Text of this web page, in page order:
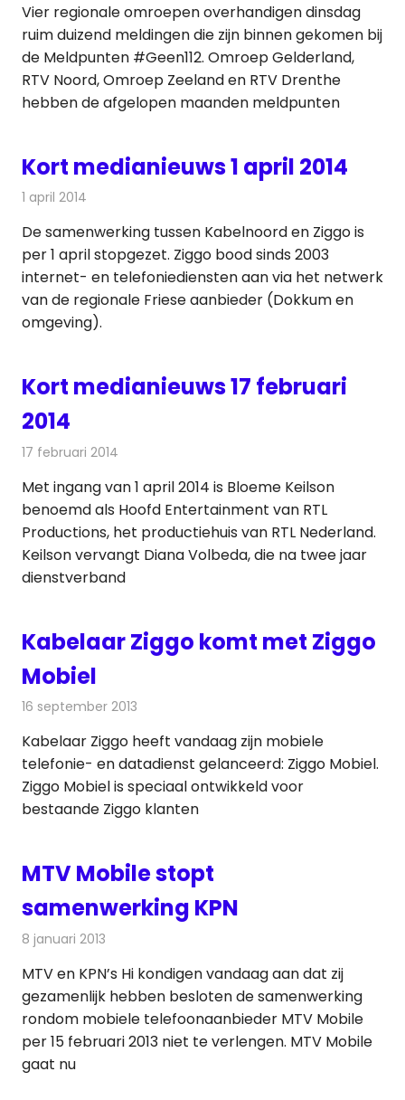
Vier regionale omroepen overhandigen dinsdag
ruim duizend meldingen die zijn binnen gekomen bij
de Meldpunten #Geen112. Omroep Gelderland,
RTV Noord, Omroep Zeeland en RTV Drenthe
hebben de afgelopen maanden meldpunten
Kort medianieuws 1 april 2014
1 april 2014
De samenwerking tussen Kabelnoord en Ziggo is
per 1 april stopgezet. Ziggo bood sinds 2003
internet- en telefoniediensten aan via het netwerk
van de regionale Friese aanbieder (Dokkum en
omgeving).
Kort medianieuws 17 februari
2014
17 februari 2014
Met ingang van 1 april 2014 is Bloeme Keilson
benoemd als Hoofd Entertainment van RTL
Productions, het productiehuis van RTL Nederland.
Keilson vervangt Diana Volbeda, die na twee jaar
dienstverband
Kabelaar Ziggo komt met Ziggo
Mobiel
16 september 2013
Kabelaar Ziggo heeft vandaag zijn mobiele
telefonie- en datadienst gelanceerd: Ziggo Mobiel.
Ziggo Mobiel is speciaal ontwikkeld voor
bestaande Ziggo klanten
MTV Mobile stopt
samenwerking KPN
8 januari 2013
MTV en KPN’s Hi kondigen vandaag aan dat zij
gezamenlijk hebben besloten de samenwerking
rondom mobiele telefoonaanbieder MTV Mobile
per 15 februari 2013 niet te verlengen. MTV Mobile
gaat nu